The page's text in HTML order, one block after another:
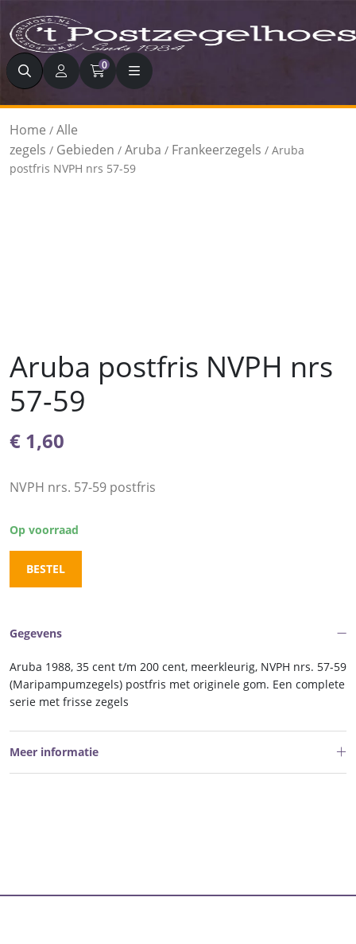
Zoeken 0
Home / Alle
zegels / Gebieden / Aruba / Frankeerzegels / Aruba
postfris NVPH nrs 57-59
Aruba postfris NVPH nrs
57-59
€ 1,60
NVPH nrs. 57-59 postfris
Op voorraad
BESTEL
Gegevens
Aruba 1988, 35 cent t/m 200 cent, meerkleurig, NVPH nrs. 57-59
(Maripampumzegels) postfris met originele gom. Een complete
serie met frisse zegels
Meer informatie